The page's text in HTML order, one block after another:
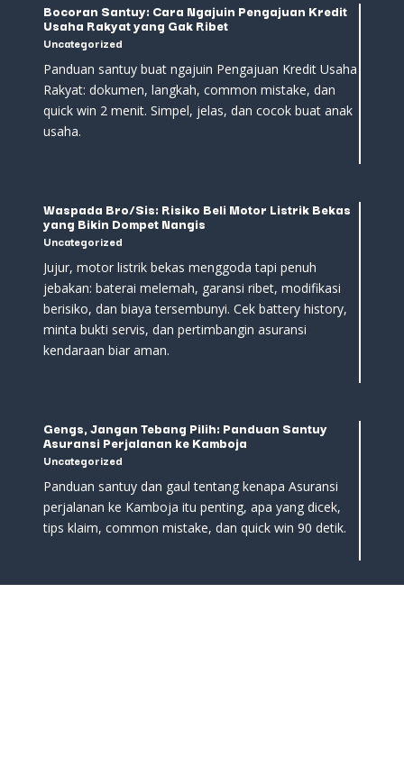
Bocoran Santuy: Cara Ngajuin Pengajuan Kredit
Usaha Rakyat yang Gak Ribet
Uncategorized
Panduan santuy buat ngajuin Pengajuan Kredit Usaha
Rakyat: dokumen, langkah, common mistake, dan
quick win 2 menit. Simpel, jelas, dan cocok buat anak
usaha.
Waspada Bro/Sis: Risiko Beli Motor Listrik Bekas
yang Bikin Dompet Nangis
Uncategorized
Jujur, motor listrik bekas menggoda tapi penuh
jebakan: baterai melemah, garansi ribet, modifikasi
berisiko, dan biaya tersembunyi. Cek battery history,
minta bukti servis, dan pertimbangin asuransi
kendaraan biar aman.
Gengs, Jangan Tebang Pilih: Panduan Santuy
Asuransi Perjalanan ke Kamboja
Uncategorized
Panduan santuy dan gaul tentang kenapa Asuransi
perjalanan ke Kamboja itu penting, apa yang dicek,
tips klaim, common mistake, dan quick win 90 detik.